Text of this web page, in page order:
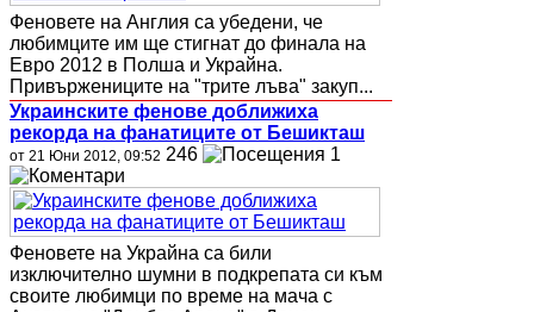
Феновете на Англия са убедени, че
любимците им ще стигнат до финала на
Евро 2012 в Полша и Украйна.
Привържениците на "трите лъва" закуп...
Украинските фенове доближиха
рекорда на фанатиците от Бешикташ
от 21 Юни 2012, 09:52 246 1
Феновете на Украйна са били
изключително шумни в подкрепата си към
своите любимци по време на мача с